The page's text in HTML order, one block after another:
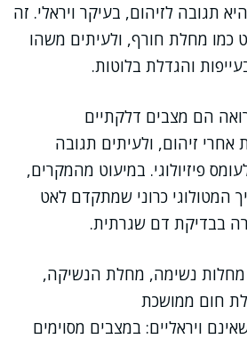
תגובה לזיהום, בעיקר ויראלי. זה
כמו מחלת חורף, ולעיתים משהו
והגדלת בלוטות.
הם מצבים דלקתיים
זיהום, ולעיתים תגובה
פיזיולוגי. במיעוט מהמקרים,
המטולוגי כרוני שמתקדם לאט
בבדיקת דם שגרתית.
מחלות נשימה, מחלת הנשיקה,
חום ממושכת
ויראליים: במצבים מסוימים